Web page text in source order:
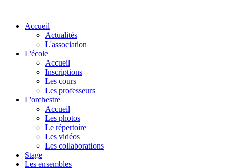
Accueil
Actualités
L'association
L'école
Accueil
Inscriptions
Les cours
Les professeurs
L'orchestre
Accueil
Les photos
Le répertoire
Les vidéos
Les collaborations
Stage
Les ensembles